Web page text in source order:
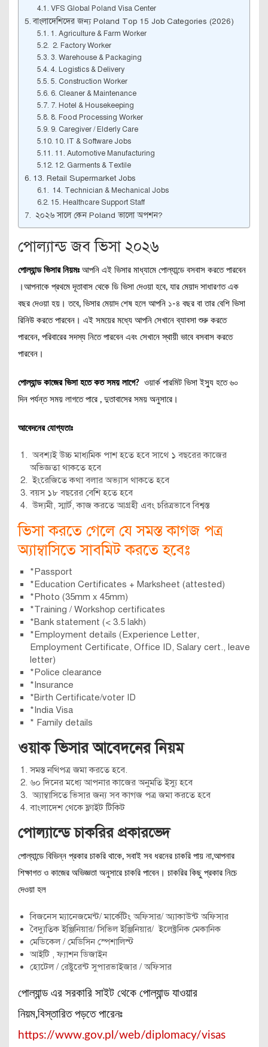
VFS Global Poland Visa Center
বাংলাদেশিদের জন্য Poland Top 15 Job Categories (2026)
1. Agriculture & Farm Worker
2. Factory Worker
3. Warehouse & Packaging
4. Logistics & Delivery
5. Construction Worker
6. Cleaner & Maintenance
7. Hotel & Housekeeping
8. Food Processing Worker
9. Caregiver / Elderly Care
10. IT & Software Jobs
11. Automotive Manufacturing
12. Garments & Textile
13. Retail Supermarket Jobs
14. Technician & Mechanical Jobs
15. Healthcare Support Staff
২০২৬ সালে কেন Poland ভালো অপশন?
পোল্যান্ড জব ভিসা ২০২৬
পোল্যান্ড ভিসার নিয়মঃ আপনি এই ভিসার মাধ্যামে পোল্যান্ডে বসবাস করতে পারবেন
।আপনাকে প্রথমে দূতাবাস থেকে ডি ভিসা দেওয়া হবে, যার মেয়াদ সাধারণত এক
বছর দেওয়া হয়। তবে, ভিসার মেয়াদ শেষ হলে আপনি ১-৪ বছর বা তার বেশি ভিসা
রিনিউ করতে পারবেন। এই সময়ের মধ্যে আপনি সেখানে ব্যাবসা শুরু করতে
পারবেন, পরিবারের সদস্য নিতে পারবেন এবং সেখানে স্থায়ী ভাবে বসবাস করতে
পারবেন।
পোল্যান্ড কাজের ভিসা হতে কত সময় লাগে? ওয়ার্ক পারমিট ভিসা ইস্যু হতে ৬০
দিন পর্যন্ত সময় লাগতে পারে , দুতাবাসের সময় অনুসারে।
আবেদনের যোগ্যতাঃ
অবশ্যই উচ্চ মাধ্যমিক পাশ হতে হবে সাথে ১ বছরের কাজের
অভিজ্ঞতা থাকতে হবে
ইংরেজিতে কথা বলার অভ্যাস থাকতে হবে
বয়স ১৮ বছরের বেশি হতে হবে
উদ্যমী, স্মার্ট, কাজ করতে আগ্রহী এবং চরিত্রভাবে বিশ্বস্ত
ভিসাকরতে গেলে যে সমস্ত কাগজ পত্র
অ্যাম্বাসিতে সাবমিট করতে হবেঃ
*Passport
*Education Certificates + Marksheet (attested)
*Photo (35mm x 45mm)
*Training / Workshop certificates
*Bank statement (< 3.5 lakh)
*Employment details (Experience Letter,
Employment Certificate, Office ID, Salary cert., leave
letter)
*Police clearance
*Insurance
*Birth Certificate/voter ID
*India Visa
* Family details
ওয়াক ভিসার আবেদনের নিয়ম
সমস্ত নথিপত্র জমা করতে হবে.
৬০ দিনের মধ্যে আপনার কাজের অনুমতি ইস্যু হবে
অ্যাম্বাসিতে ভিসার জন্য সব কাগজ পত্র জমা করতে হবে
বাংলাদেশ থেকে ফ্লাইট টিকিট
পোল্যান্ডে চাকরির প্রকারভেদ
পোল্যান্ডে বিভিন্ন প্রকার চাকরি থাকে, সবাই সব ধরনের চাকরি পায় না,আপনার
শিক্ষাগত ও কাজের অভিজ্ঞতা অনুসারে চাকরি পাবেন। চাকরির কিছু প্রকার নিচে
দেওয়া হল
বিজনেস ম্যানেজমেন্ট/ মার্কেটিং অফিসার/ অ্যাকাউন্ট অফিসার
বৈদ্যুতিক ইঞ্জিনিয়ার/ সিভিল ইঞ্জিনিয়ার/ ইলেক্ট্রনিক মেকানিক
মেডিকেল / মেডিসিন স্পেশালিস্ট
আইটি , ফ্যাশন ডিজাইন
হোটেল / রেষ্টুরেন্ট সুপারভাইজার / অফিসার
পোল্যান্ড এর সরকারি সাইট থেকে পোল্যান্ড যাওয়ার
নিয়ম,বিস্তারিত পড়তে পারেনঃ
https://www.gov.pl/web/diplomacy/visas